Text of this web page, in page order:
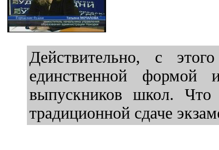
Действительно, с
единственной формой
выпускников школ. Что
традиционной сдаче